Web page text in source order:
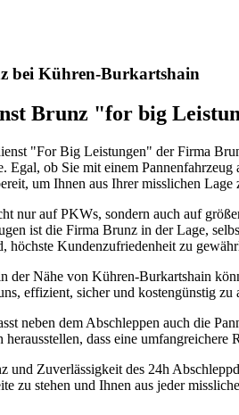
bei Kühren-Burkartshain
Brunz "for big
"For Big Leistungen" der Firma
Egal, ob Sie mit einem
um Ihnen aus Ihrer misslichen Lage
nur auf PKWs, sondern auch auf
ist die Firma Brunz in der Lage,
höchste Kundenzufriedenheit zu
der Nähe von Kühren-Burkartshain
effizient, sicher und kostengünstig zu
neben dem Abschleppen auch die
dass eine
und Zuverlässigkeit des 24h
zu stehen und Ihnen aus jeder